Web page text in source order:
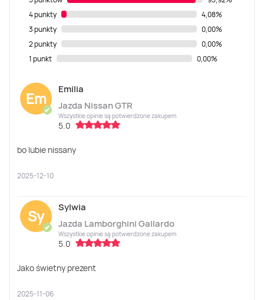
4 punkty
4,08%
3 punkty
0,00%
2 punkty
0,00%
1 punkt
0,00%
Em
✔
Emilia
Jazda Nissan GTR
Wszystkie opinie są potwierdzone zakupem
5.0
bo lubie nissany
2025-12-10
Sy
✔
Sylwia
Jazda Lamborghini Gallardo
Wszystkie opinie są potwierdzone zakupem
5.0
Jako świetny prezent
2025-11-06